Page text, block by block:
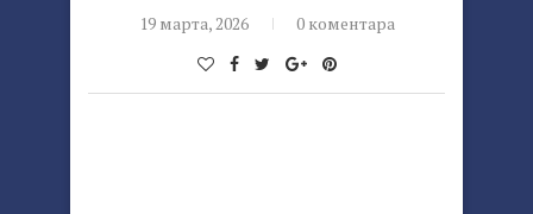
19 марта, 2026 0 коментара